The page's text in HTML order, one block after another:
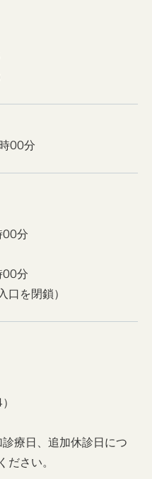
00分
分
分
口を閉鎖）
療日、追加休診日につ
ださい。